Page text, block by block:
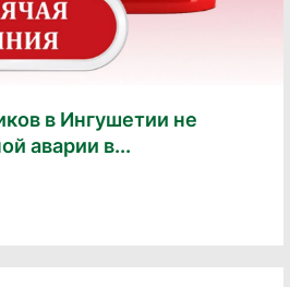
в Ингушетии не
аварии в...